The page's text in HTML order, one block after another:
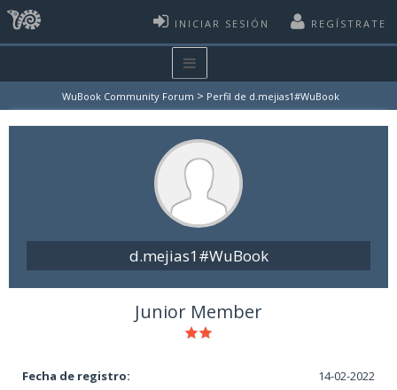
INICIAR SESIÓN REGÍSTRATE
WuBook Community Forum > Perfil de d.mejias1#WuBook
d.mejias1#WuBook
Junior Member
Fecha de registro:
14-02-2022